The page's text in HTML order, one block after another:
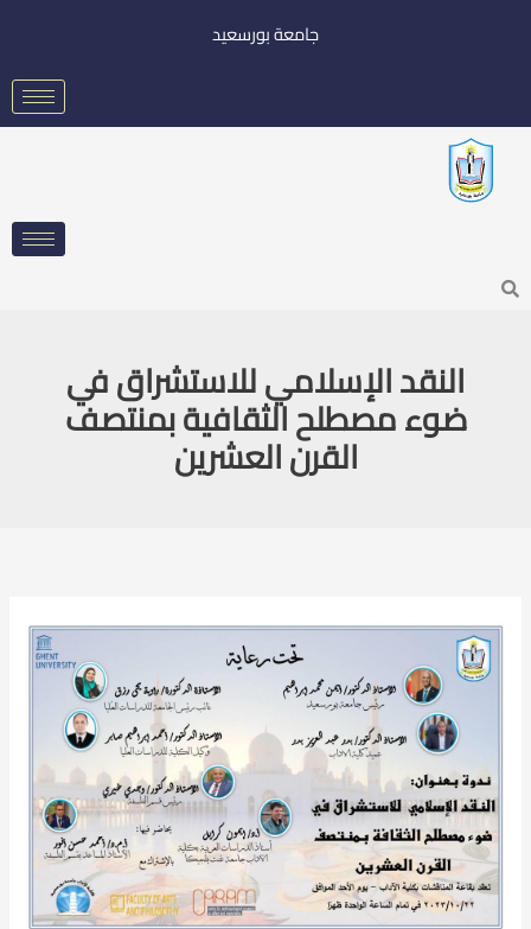
جامعة بورسعيد
Search
النقد الإسلامي للاستشراق في
ضوء مصطلح الثقافية بمنتصف
القرن العشرين